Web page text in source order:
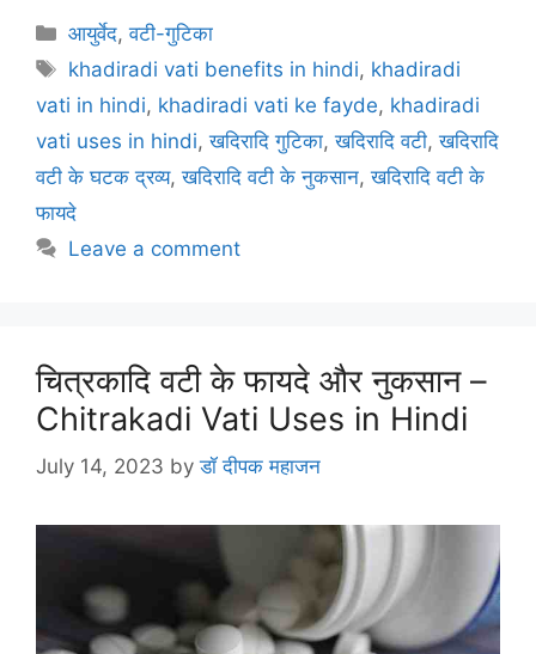
c
e
b
o
o
itt
er
ai
l
e
st
s
A
p
p
gr
a
m
e
Categories
आयुर्वेद,वटी-गुटिका
Tags
khadiradi vati benefits in hindi, khadiradi
vati in hindi, khadiradi vati ke fayde, khadiradi
vati uses in hindi,खदिरादि गुटिका,खदिरादि वटी,खदिरादि
वटी के घटक द्रव्य,खदिरादि वटी के नुकसान,खदिरादि वटी के
फायदे
Leave a comment
चित्रकादि वटी के फायदे और नुकसान –
Chitrakadi Vati Uses in Hindi
July 14, 2023 byडॉ दीपक महाजन